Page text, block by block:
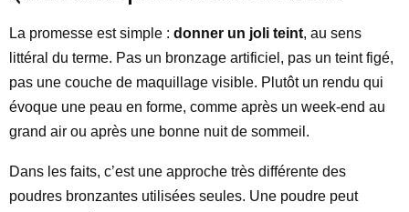
La promesse est simple : donner un joli teint, au sens
littéral du terme. Pas un bronzage artificiel, pas un teint figé,
pas une couche de maquillage visible. Plutôt un rendu qui
évoque une peau en forme, comme après un week-end au
grand air ou après une bonne nuit de sommeil.
Dans les faits, c’est une approche très différente des
poudres bronzantes utilisées seules. Une poudre peut